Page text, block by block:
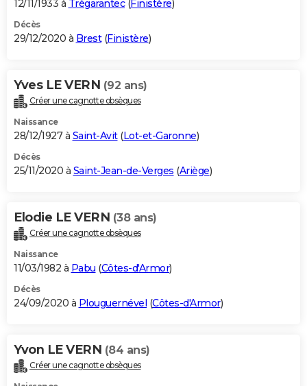
12/11/1933 à Trégarantec(Finistère)
Décès
29/12/2020 à Brest(Finistère)
Yves LE VERN (92 ans)
Créer une cagnotte obsèques
Naissance
28/12/1927 à Saint-Avit(Lot-et-Garonne)
Décès
25/11/2020 à Saint-Jean-de-Verges (Ariège)
Elodie LE VERN (38 ans)
Créer une cagnotte obsèques
Naissance
11/03/1982 à Pabu (Côtes-d'Armor)
Décès
24/09/2020 à Plouguernével (Côtes-d'Armor)
Yvon LE VERN (84 ans)
Créer une cagnotte obsèques